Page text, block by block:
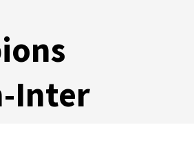
Inter